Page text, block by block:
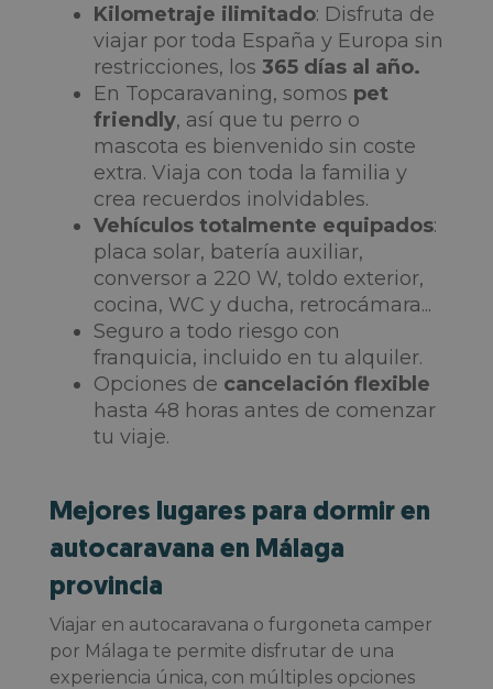
Kilometraje ilimitado: Disfruta de
viajar por toda España y Europa sin
restricciones, los 365 días al año.
En Topcaravaning, somos pet
friendly, así que tu perro o
mascota es bienvenido sin coste
extra. Viaja con toda la familia y
crea recuerdos inolvidables.
Vehículos totalmente equipados:
placa solar, batería auxiliar,
conversor a 220 W, toldo exterior,
cocina, WC y ducha, retrocámara...
Seguro a todo riesgo con
franquicia, incluido en tu alquiler.
Opciones de cancelación flexible
hasta 48 horas antes de comenzar
tu viaje.
Mejores lugares para dormir en
autocaravana en Málaga
provincia
Viajar en autocaravana o furgoneta camper
por Málaga te permite disfrutar de una
experiencia única, con múltiples opciones